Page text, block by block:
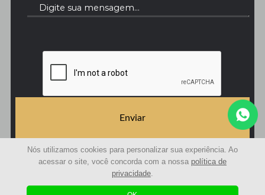
Enviar
© 2021 | Avaliações Curitiba - Avaliação de imóveis | Todos os Direitos Reservados
Nós utilizamos cookies para personalizar sua experiência. Ao
acessar o site, você concorda com a nossa política de
privacidade.